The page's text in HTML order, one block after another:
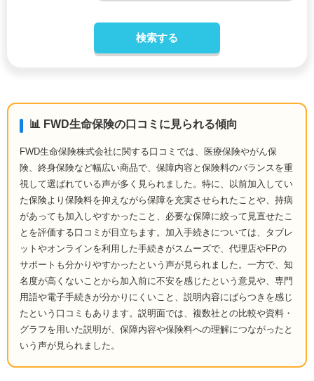
📊 FWD生命保険の口コミに見られる傾向
FWD生命保険株式会社に関する口コミでは、医療保険やがん保
険、終身保険など幅広い商品で、保障内容と保険料のバランスを重
視して選ばれている声が多く見られました。特に、以前加入してい
た保険より保険料を抑えながら保障を充実させられたことや、持病
があっても加入しやすかったこと、必要な保障に絞って見直せたこ
とを評価する口コミが目立ちます。加入手続きについては、タブレ
ットやオンラインを利用した手続きがスムーズで、代理店やFPの
サポートも分かりやすかったという声が見られました。一方で、知
名度が高くないことから加入前に不安を感じたという意見や、専門
用語や電子手続きが分かりにくいこと、説明内容にばらつきを感じ
たという口コミもあります。説明面では、複数社との比較や資料・
グラフを用いた説明が、保障内容や保険料への理解につながったと
いう声が見られました。